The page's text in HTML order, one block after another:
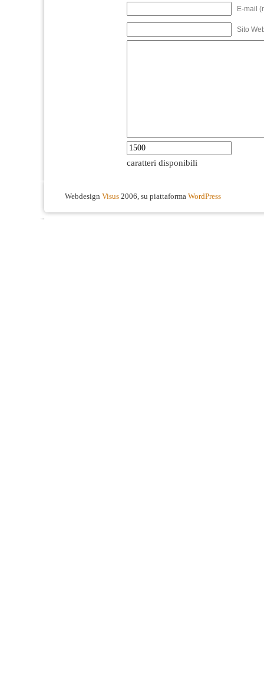
E-mail
Sito
caratteri disponibili
Webdesign Visus 2006, su piattaforma WordPress